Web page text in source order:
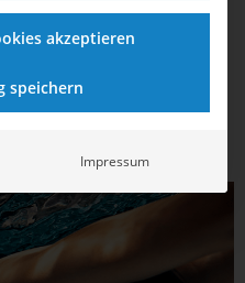
extra freigehalten. Gute
im Fernsehen. Live
Sport...
akzeptieren
speichern
Impressum